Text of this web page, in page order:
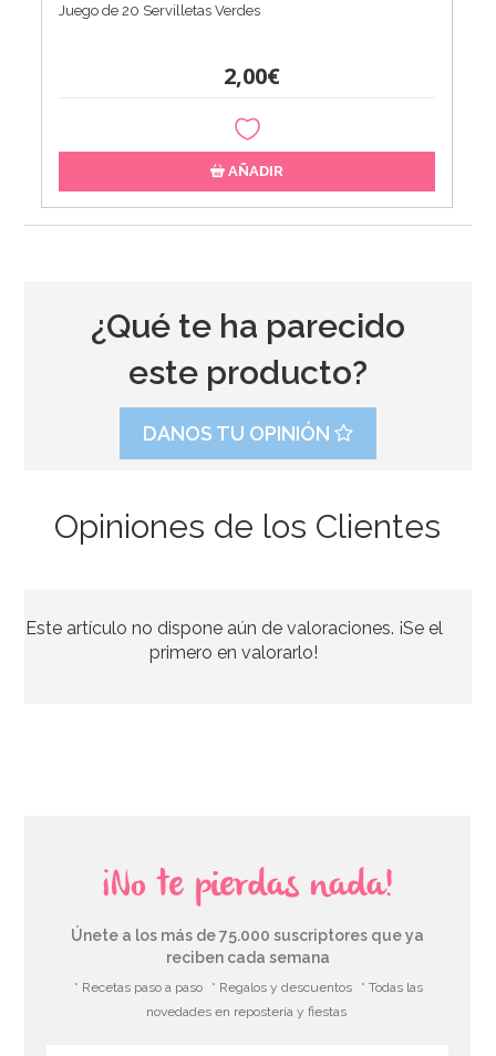
Juego de 20 Servilletas Verdes
2,00€
AÑADIR
7,95€
¿Qué te ha parecido
este producto?
DANOS TU OPINIÓN
Opiniones de los Clientes
Este artículo no dispone aún de valoraciones. ¡Se el
primero en valorarlo!
¡No te pierdas nada!
Únete a los más de 75.000 suscriptores que ya
reciben cada semana
* Recetas paso a paso * Regalos y descuentos
* Todas las
novedades en repostería y fiestas